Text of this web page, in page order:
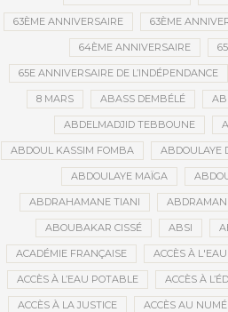
63ÈME ANNIVERSAIRE 63ÈME
64ÈME ANNIVERSAIRE
65E ANNIVERSAIRE DE L’INDÉPENDANCE
8 MARS ABASS DEMBÉLÉ
ABDELMADJID TEBBOUNE
ABDOUL KASSIM FOMBA ABDOULAYE
ABDOULAYE MAÏGA
ABDRAHAMANE TIANI
ABOUBAKAR CISSÉ ABSI
ACADÉMIE FRANÇAISE ACCÈS À
ACCÈS À L’EAU POTABLE ACCÈS À
ACCÈS À LA JUSTICE ACCÈS AU